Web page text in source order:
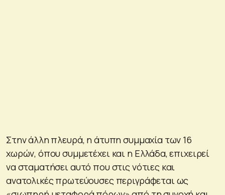
Στην άλλη πλευρά, η άτυπη συμμαχία των 16
χωρών, όπου συμμετέχει και η Ελλάδα, επιχειρεί
να σταματήσει αυτό που στις νότιες και
ανατολικές πρωτεύουσες περιγράφεται ως